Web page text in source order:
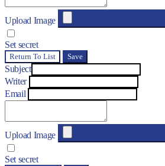
Upload Image
Set secret
Return To List Save
Subject
Writer
Email
Upload Image
Set secret